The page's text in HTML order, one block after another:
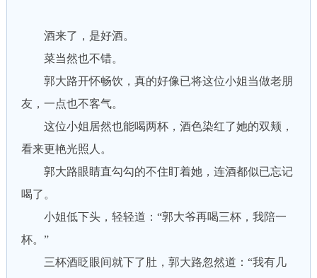
酒来了，是好酒。
菜当然也不错。
郭大路开怀畅饮，真的好像已将这位小姐当做老朋
友，一点也不客气。
这位小姐居然也能喝两杯，酒色染红了她的双颊，
看来更艳光照人。
郭大路眼睛直勾勾的不住盯着她，连酒都似已忘记
喝了。
小姐低下头，轻轻道：“郭大爷再喝三杯，我陪一
杯。”
三杯酒眨眼间就下了肚，郭大路忽然道：“我有几